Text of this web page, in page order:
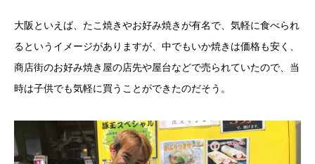
大阪といえば、たこ焼きやお好み焼きが有名で、気軽に食べられ
るというイメージがありますが、中でもいか焼きは価格も安く、
商店街のお好み焼き屋の店先や屋台などで売られていたので、当
時は子供でも気軽に買うことができたのだそう。